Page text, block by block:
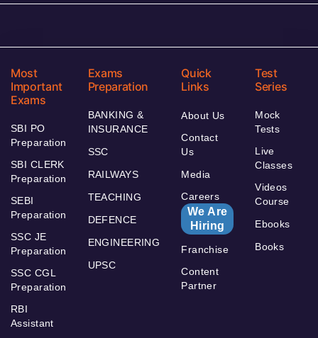
Most
Important
Exams
SBI PO
Preparation
SBI CLERK
Preparation
SEBI
Preparation
SSC JE
Preparation
SSC CGL
Preparation
RBI
Assistant
Exams
Preparation
BANKING &
INSURANCE
SSC
RAILWAYS
TEACHING
DEFENCE
ENGINEERING
UPSC
Quick
Links
About Us
Contact
Us
Media
Careers
We Are
Hiring
Franchise
Content
Partner
Test
Series
Mock
Tests
Live
Classes
Videos
Course
Ebooks
Books